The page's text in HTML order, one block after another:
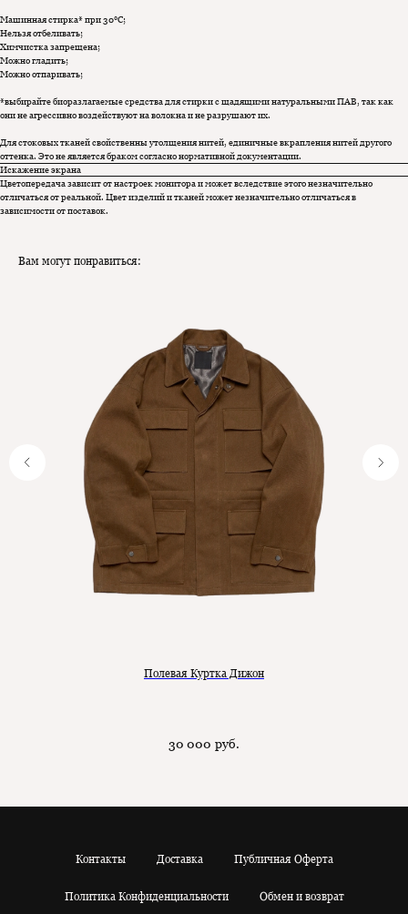
Машинная стирка* при 30°C;
Нельзя отбеливать;
Химчистка запрещена;
Можно гладить;
Можно отпаривать;
*выбирайте биоразлагаемые средства для стирки с щадящими натуральными ПАВ, так как
они не агрессивно воздействуют на волокна и не разрушают их.
Для стоковых тканей свойственны утолщения нитей, единичные вкрапления нитей другого
оттенка. Это не является браком согласно нормативной документации.
Искажение экрана
Цветопередача зависит от настроек монитора и может вследствие этого незначительно
отличаться от реальной. Цвет изделий и тканей может незначительно отличаться в
зависимости от поставок.
Вам могут понравиться:
Полевая Куртка Дижон
30 000 руб.
Контакты Доставка Публичная Оферта
Политика Конфиденциальности Обмен и возврат